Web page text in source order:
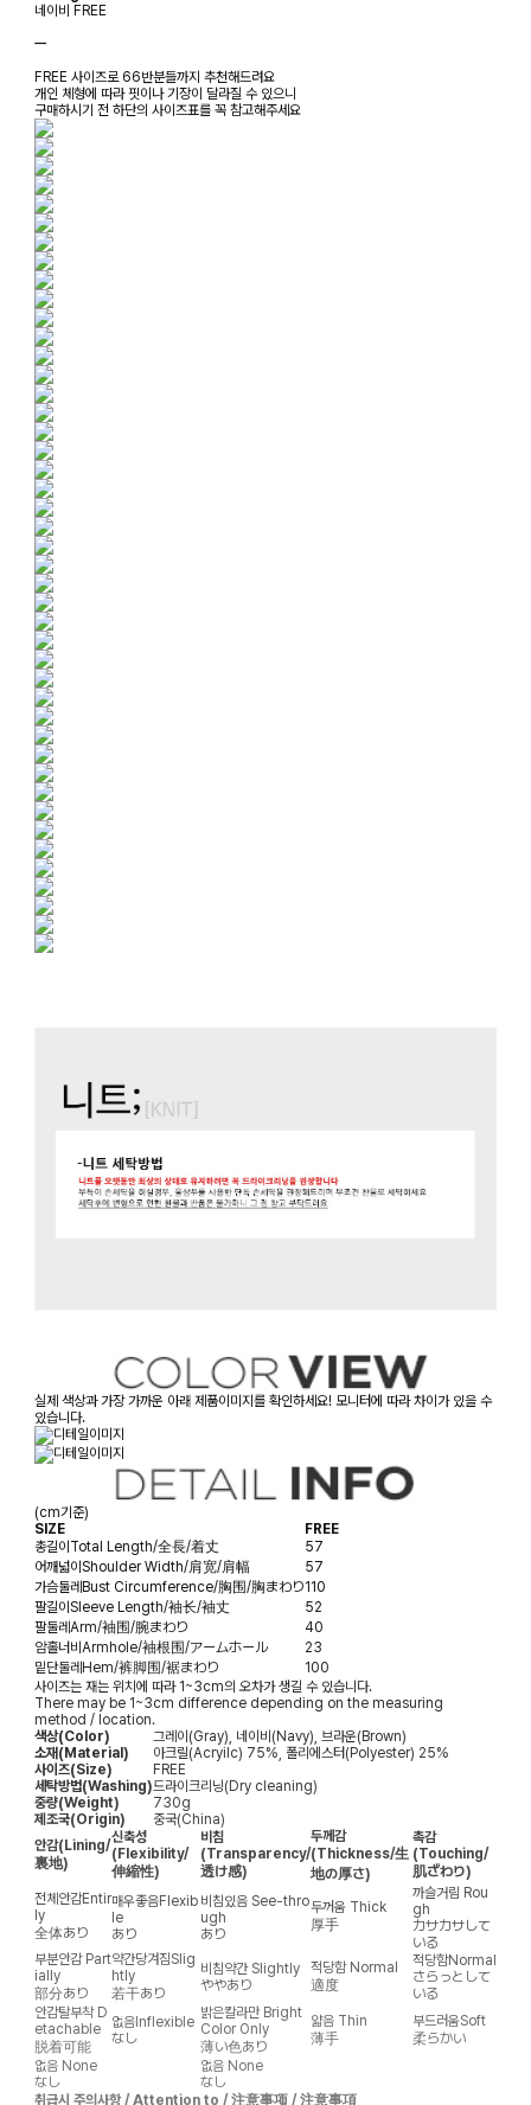
네이비 FREE
ㅡ
FREE 사이즈로 66반분들까지 추천해드려요
개인 체형에 따라 핏이나 기장이 달라질 수 있으니
구매하시기 전 하단의 사이즈표를 꼭 참고해주세요
실제 색상과 가장 가까운 아래 제품이미지를 확인하세요! 모니터에 따라 차이가 있을 수
있습니다.
(cm기준)
SIZE
FREE
총길이 Total Length/全長/着丈
57
어깨넓이 Shoulder Width/肩宽/肩幅
57
가슴둘레 Bust Circumference/胸围/胸まわり110
팔길이 Sleeve Length/袖长/袖丈
52
팔둘레 Arm/袖围/腕まわり
40
암홀너비 Armhole/袖根围/アームホール
23
밑단둘레 Hem/裤脚围/裾まわり
100
사이즈는 재는 위치에 따라 1~3cm의 오차가 생길 수 있습니다.
There may be 1~3cm difference depending on the measuring
method / location.
색상(Color)
그레이(Gray), 네이비(Navy), 브라운(Brown)
소재(Material)
아크릴(Acryilc) 75%, 폴리에스터(Polyester) 25%
사이즈(Size)
FREE
세탁방법(Washing)드라이크리닝(Dry cleaning)
중량(Weight)
730g
제조국(Origin)
중국(China)
안감(Lining/
裏地)
신축성
(Flexibility/
伸縮性)
비침
(Transparency/
透け感)
두께감
(Thickness/生
地の厚さ)
촉감
(Touching/
肌ざわり)
전체안감Entir
ly
全体あり
매우좋음Flexib
le
あり
비침있음 See-thro
ugh
あり
두꺼움 Thick
厚手
까슬거림 Rou
gh
カサカサして
いる
부분안감 Part
ially
部分あり
약간당겨짐Slig
htly
若干あり
비침약간 Slightly
ややあり
적당함 Normal
適度
적당함Normal
さらっとして
いる
안감탈부착 D
etachable
脱着可能
없음 Inflexible
なし
밝은칼라만 Bright
Color Only
薄い色あり
얇음 Thin
薄手
부드러움Soft
柔らかい
없음 None
なし
없음 None
なし
취급시 주의사항 / Attention to / 注意事项 / 注意事項